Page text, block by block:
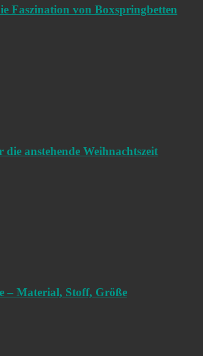
Faszination von Boxspringbetten
anstehende Weihnachtszeit
– Material, Stoff, Größe